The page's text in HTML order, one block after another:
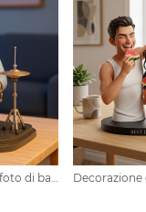
Statua decorativa con foto di batterista e batteria personalizzata